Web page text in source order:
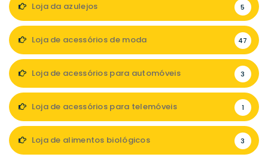
Loja da azulejos 5
Loja de acessórios de moda 47
Loja de acessórios para automóveis 3
Loja de acessórios para telemóveis 1
Loja de alimentos biológicos 3